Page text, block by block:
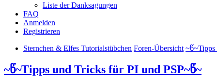
Liste der Danksagungen
FAQ
Anmelden
Registrieren
Sternchen & Elfes Tutorialstübchen Foren-Übersicht ~წ~Tipps
~წ~Tipps und Tricks für PI und PSP~წ~